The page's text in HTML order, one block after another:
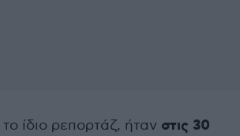
ίδιο ρεπορτάζ, ήταν στις 30